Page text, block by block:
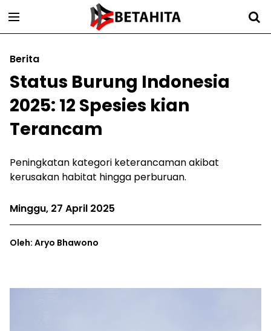
Berita
Status Burung Indonesia
2025: 12 Spesies kian
Terancam
Peningkatan kategori keterancaman akibat
kerusakan habitat hingga perburuan.
Minggu, 27 April 2025
Oleh: Aryo Bhawono